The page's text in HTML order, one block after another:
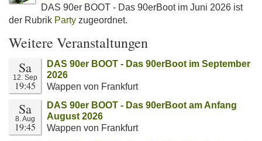
DAS 90er BOOT - Das 90erBoot im Juni 2026 ist
der Rubrik Party zugeordnet.
Weitere Veranstaltungen
Sa
12. Sep
19:45
DAS 90er BOOT - Das 90erBoot im September
2026
Wappen von Frankfurt
Sa
8. Aug
19:45
DAS 90er BOOT - Das 90erBoot am Anfang
August 2026
Wappen von Frankfurt